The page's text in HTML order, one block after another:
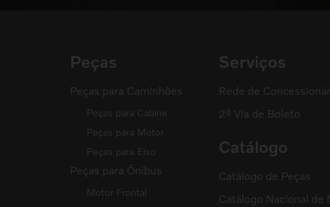
Peças
Peças para Caminhões
Peças para Cabine
Peças para Motor
Peças para Eixo
Peças para Ônibus
Motor Frontal
Serviços
Rede de
2ª Via de Boleto
Catálogo
Catálogo de Peças
Catálogo Nacional de